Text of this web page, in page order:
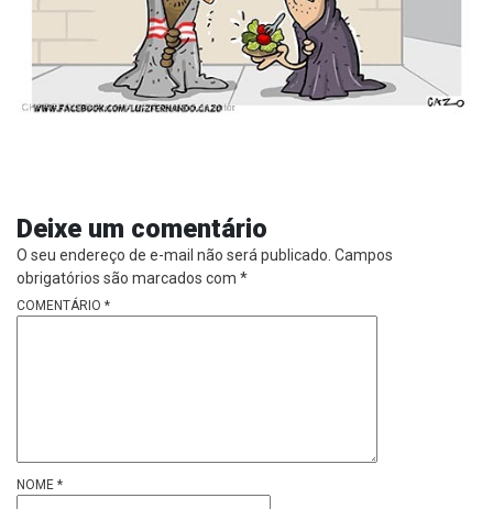
Deixe um comentário
O seu endereço de e-mail não será publicado. Campos
obrigatórios são marcados com *
COMENTÁRIO *
NOME *